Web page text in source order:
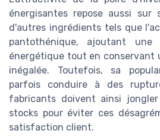
énergisantes repose aussi sur
d'autres ingrédients tels que
pantothénique, ajoutant une
énergétique tout en conservant
inégalée. Toutefois, sa
parfois conduire à des
fabricants doivent ainsi
stocks pour éviter ces
satisfaction client.